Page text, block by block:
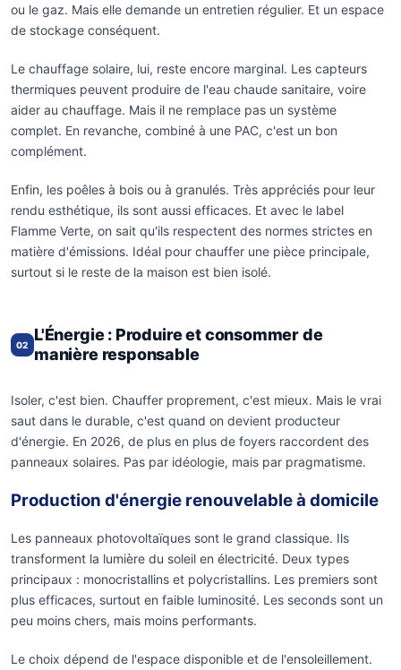
ou le gaz. Mais elle demande un entretien régulier. Et un espace
de stockage conséquent.
Le chauffage solaire, lui, reste encore marginal. Les capteurs
thermiques peuvent produire de l'eau chaude sanitaire, voire
aider au chauffage. Mais il ne remplace pas un système
complet. En revanche, combiné à une PAC, c'est un bon
complément.
Enfin, les poêles à bois ou à granulés. Très appréciés pour leur
rendu esthétique, ils sont aussi efficaces. Et avec le label
Flamme Verte, on sait qu'ils respectent des normes strictes en
matière d'émissions. Idéal pour chauffer une pièce principale,
surtout si le reste de la maison est bien isolé.
02
L'Énergie : Produire et consommer de
manière responsable
Isoler, c'est bien. Chauffer proprement, c'est mieux. Mais le vrai
saut dans le durable, c'est quand on devient producteur
d'énergie. En 2026, de plus en plus de foyers raccordent des
panneaux solaires. Pas par idéologie, mais par pragmatisme.
Production d'énergie renouvelable à domicile
Les panneaux photovoltaïques sont le grand classique. Ils
transforment la lumière du soleil en électricité. Deux types
principaux : monocristallins et polycristallins. Les premiers sont
plus efficaces, surtout en faible luminosité. Les seconds sont un
peu moins chers, mais moins performants.
Le choix dépend de l'espace disponible et de l'ensoleillement.